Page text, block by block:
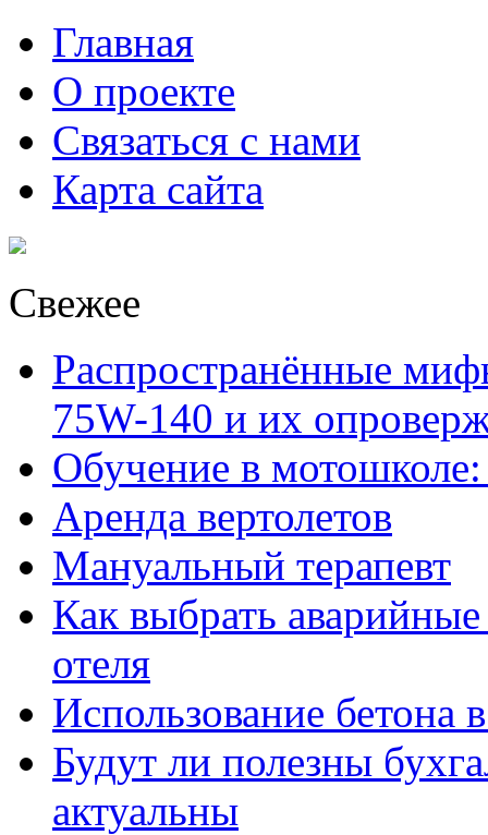
Главная
О проекте
Связаться с нами
Карта сайта
Свежее
Распространённые
75W-140 и их
Обучение в
Аренда вертолетов
Мануальный терапевт
Как выбрать
отеля
Использование бетона
Будут ли полезны
актуальны